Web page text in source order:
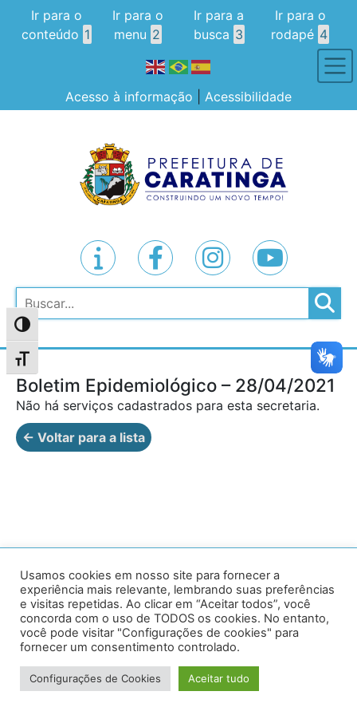
Alternar alto contraste
Alternar tamanho da fonte
Ir para o
conteúdo 1
Ir para o
menu 2
Ir para a
busca 3
Ir para o
rodapé 4
Acesso à informação Acessibilidade
Pesquisar
Boletim Epidemiológico – 28/04/2021
Não há serviços cadastrados para esta secretaria.
← Voltar para a lista
Av. Prof. Armando Alves da Silva, nº 1950 - Zacarias,
Caratinga - MG - 35302-403 / Tel: (33) 3329 8000
Desenvolvido por VersaTec
Usamos cookies em nosso site para fornecer a
experiência mais relevante, lembrando suas preferências
e visitas repetidas. Ao clicar em “Aceitar todos”, você
concorda com o uso de TODOS os cookies. No entanto,
você pode visitar "Configurações de cookies" para
fornecer um consentimento controlado.
Configurações de Cookies Aceitar tudo